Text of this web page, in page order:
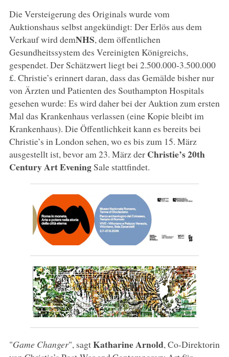
Die Versteigerung des Originals wurde vom
Auktionshaus selbst angekündigt: Der Erlös aus dem
Verkauf wird demNHS, dem öffentlichen
Gesundheitssystem des Vereinigten Königreichs,
gespendet. Der Schätzwert liegt bei 2.500.000-3.500.000
£. Christie’s erinnert daran, dass das Gemälde bisher nur
von Ärzten und Patienten des Southampton Hospitals
gesehen wurde: Es wird daher bei der Auktion zum ersten
Mal das Krankenhaus verlassen (eine Kopie bleibt im
Krankenhaus). Die Öffentlichkeit kann es bereits bei
Christie’s in London sehen, wo es bis zum 15. März
ausgestellt ist, bevor am 23. März der Christie’s 20th
Century Art EveningSale stattfindet.
"Game Changer", sagtKatharine Arnold, Co-Direktorin